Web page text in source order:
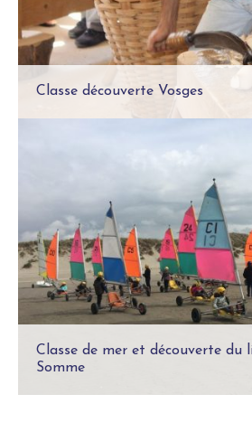
Classe découverte Nature
Randonnées
Classe découverte Vosges
Classe de mer et découverte du
Somme